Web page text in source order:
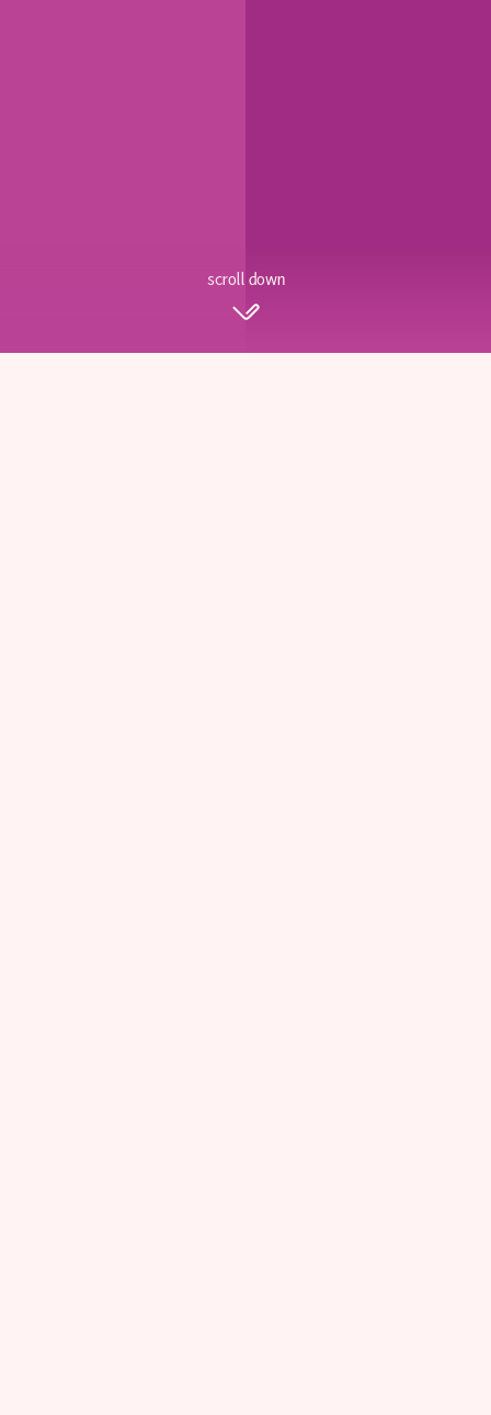
scroll down